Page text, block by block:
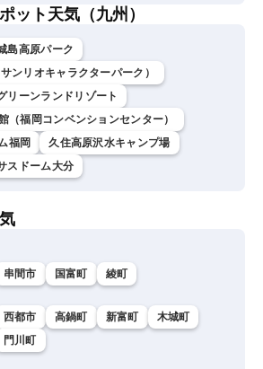
ット天気（九州）
島高原パーク
ンリオキャラクターパーク）
リーンランドリゾート
（福岡コンベンションセンター）
福岡
久住高原沢水キャンプ場
スドーム大分
串間市 国富町 綾町
西都市 高鍋町 新富町
木城町
門川町